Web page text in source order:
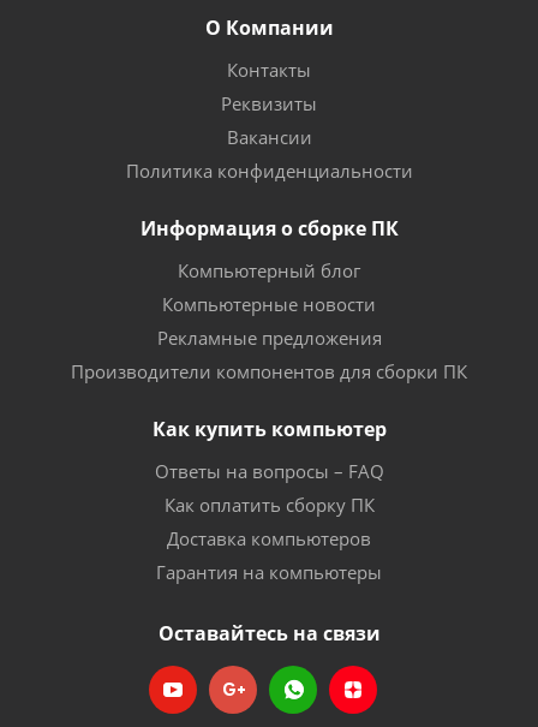
О Компании
Контакты
Реквизиты
Вакансии
Политика конфиденциальности
Информация о сборке ПК
Компьютерный блог
Компьютерные новости
Рекламные предложения
Производители компонентов для сборки ПК
Как купить компьютер
Ответы на вопросы – FAQ
Как оплатить сборку ПК
Доставка компьютеров
Гарантия на компьютеры
Оставайтесь на связи